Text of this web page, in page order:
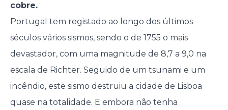
cobre.
Portugal tem registado ao longo dos últimos
séculos vários sismos, sendo o de 1755 o mais
devastador, com uma magnitude de 8,7 a 9,0 na
escala de Richter. Seguido de um tsunami e um
incêndio, este sismo destruiu a cidade de Lisboa
quase na totalidade. E embora não tenha